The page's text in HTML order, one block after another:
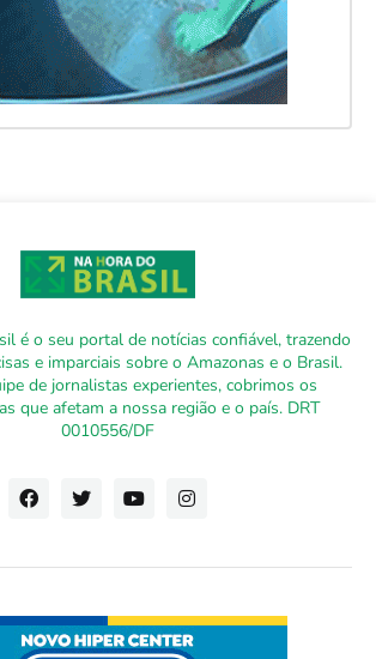
é o seu portal de notícias confiável, trazendo
e imparciais sobre o Amazonas e o Brasil.
de jornalistas experientes, cobrimos os
que afetam a nossa região e o país. DRT
0010556/DF